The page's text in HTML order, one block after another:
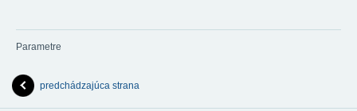
Parametre
predchádzajúca strana